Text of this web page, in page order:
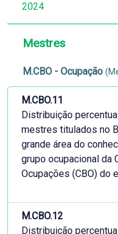
2024
Mestres
M.CBO - Ocupação
M.CBO.11
Distribuição
mestres titulados no
grande área do
grupo ocupacional da
Ocupações (CBO) do
M.CBO.12
Distribuição